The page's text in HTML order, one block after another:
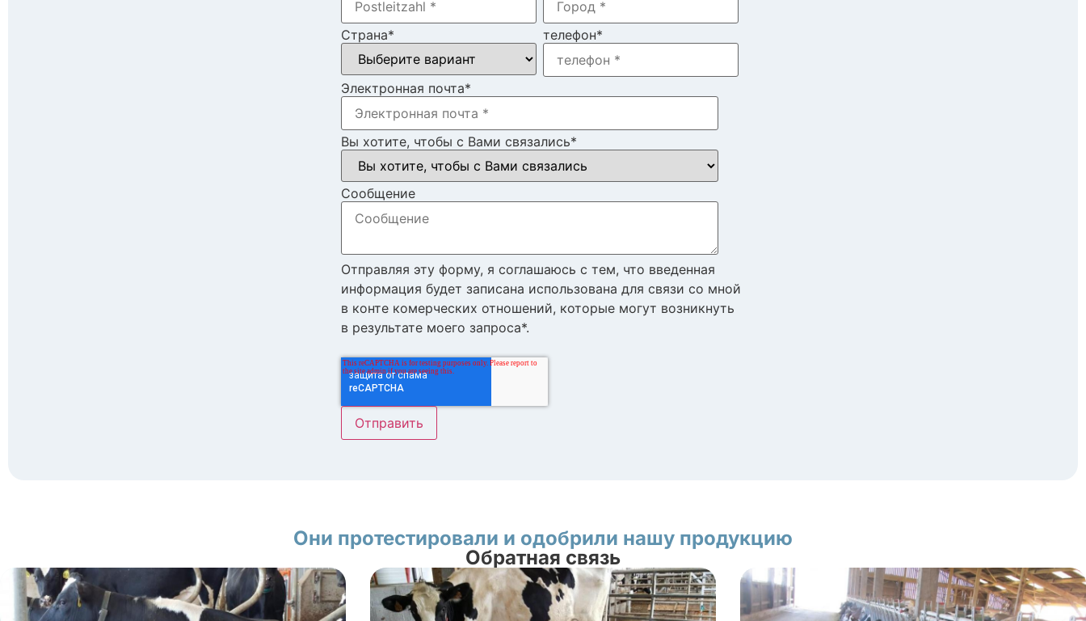
Страна* телефон*
Электронная почта*
Вы хотите, чтобы с Вами связались*
Cообщение
Отправляя эту форму, я соглашаюсь с тем, что введенная
информация будет записана использована для связи со мной
в конте комерческих отношений, которые могут возникнуть
в результате моего запроса*.
Они протестировали и одобрили нашу продукцию
Обратная связь